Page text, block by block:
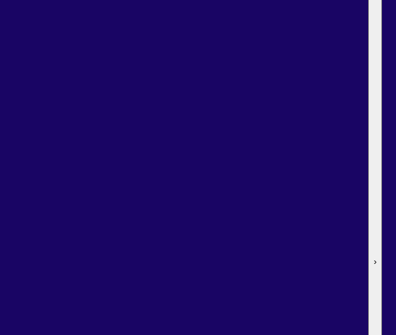
›››››››››››››